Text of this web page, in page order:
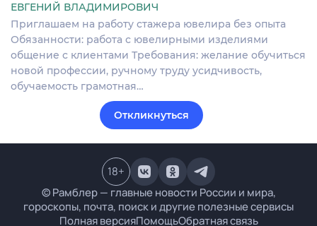
ЕВГЕНИЙ ВЛАДИМИРОВИЧ
Приглашаем на работу стажера ювелира без опыта
Обязанности: работа с ювелирными изделиями
общение с клиентами Требования: желание обучиться
новой профессии, ручному труду усидчивость,
обучаемость грамотная…
Откликнуться
© Рамблер — главные новости России и мира,
гороскопы, почта, поиск и другие полезные сервисы
Полная версияПомощьОбратная связь
18+